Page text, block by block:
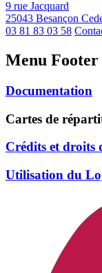
9 rue Jacquard
25043 Besançon
03 81 83 03 58
Menu Footer
Documentation
Cartes de
Crédits et droits
Utilisation du